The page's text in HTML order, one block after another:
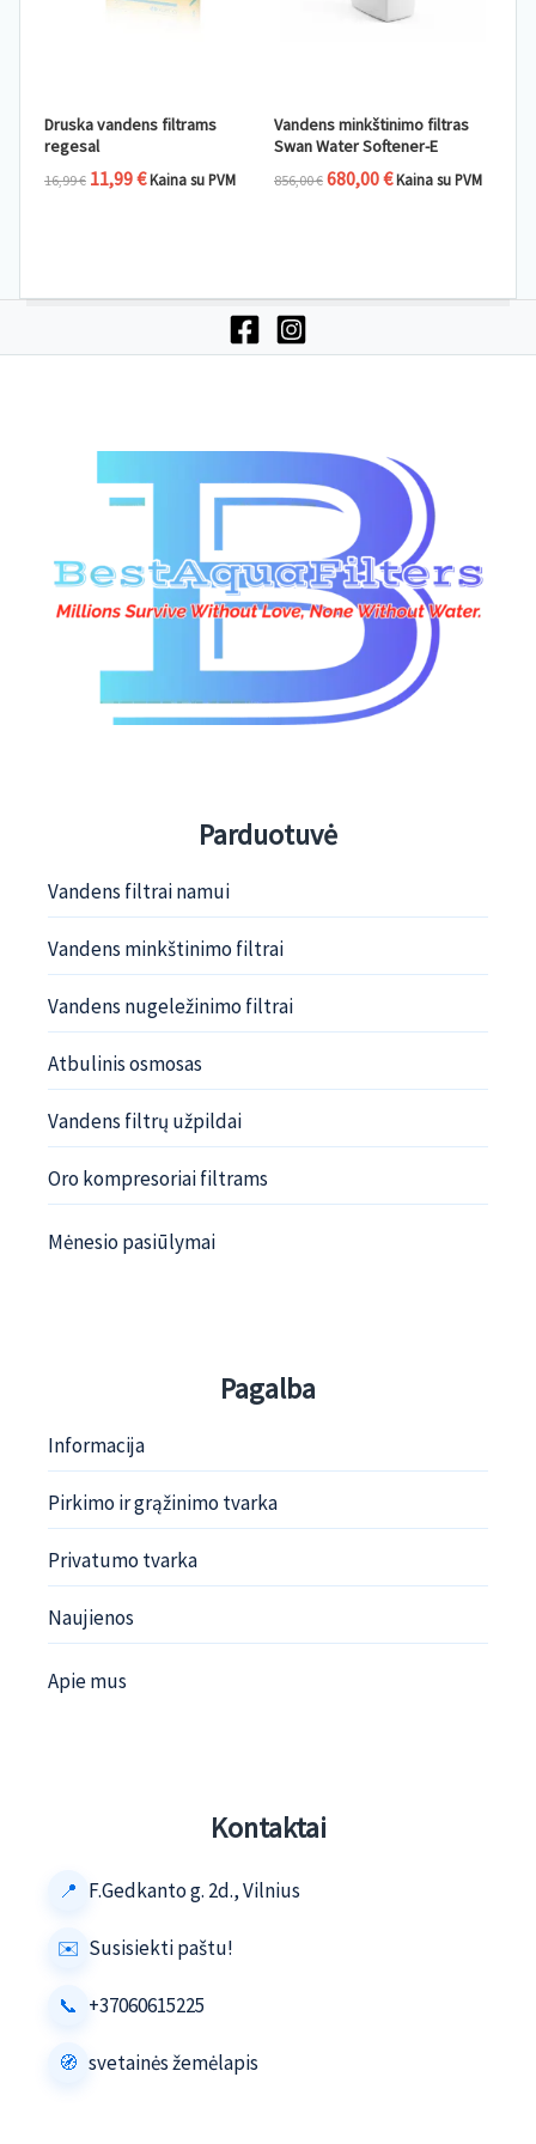
Druska vandens filtrams
regesal
16,99€ 11,99€Kaina su PVM
Vandens minkštinimo filtras
Swan Water Softener-E
856,00€ 680,00€Kaina su PVM
Parduotuvė
Vandens filtrai namui
Vandens minkštinimo filtrai
Vandens nugeležinimo filtrai
Atbulinis osmosas
Vandens filtrų užpildai
Oro kompresoriai filtrams
Mėnesio pasiūlymai
Pagalba
Informacija
Pirkimo ir grąžinimo tvarka
Privatumo tvarka
Naujienos
Apie mus
Kontaktai
F.Gedkanto g. 2d., Vilnius
Susisiekti paštu!
+37060615225
svetainės žemėlapis